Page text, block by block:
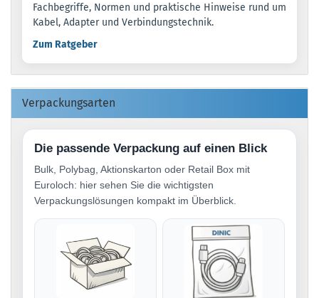
Fachbegriffe, Normen und praktische Hinweise rund um
Kabel, Adapter und Verbindungstechnik.
Zum Ratgeber
Verpackungsarten
Die passende Verpackung auf einen Blick
Bulk, Polybag, Aktionskarton oder Retail Box mit
Euroloch: hier sehen Sie die wichtigsten
Verpackungslösungen kompakt im Überblick.